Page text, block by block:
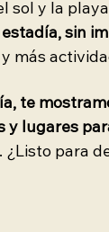
sol y la
sin
más
te
y lugares
¿Listo para